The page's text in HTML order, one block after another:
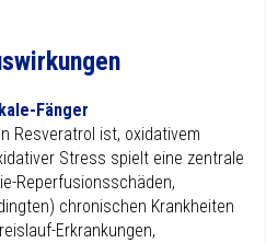
Fänger
Resveratrol ist, oxidativem
Stress spielt eine zentrale
Reperfusionsschäden,
chronischen Krankheiten
Erkrankungen,